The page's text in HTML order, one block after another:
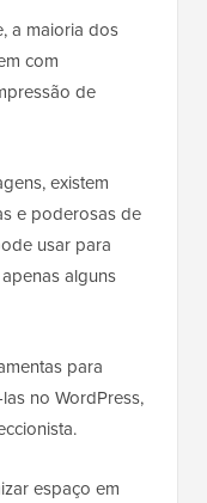
a maioria dos
com
de
existem
e poderosas de
usar para
alguns
para
no WordPress,
espaço em